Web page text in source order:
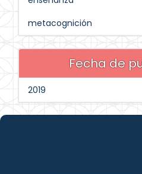
metacognición
Fecha de
2019